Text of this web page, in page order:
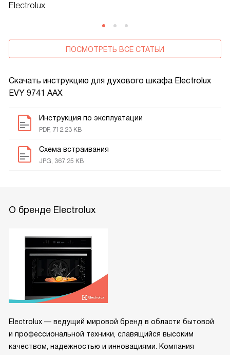
Скачать инструкцию для духового шкафа Electrolux
EVY 9741 AAX
Инструкция по эксплуатации
PDF, 712.23 KB
Схема встраивания
JPG, 367.25 KB
Electrolux
ПОСМОТРЕТЬ ВСЕ СТАТЬИ
О бренде Electrolux
Electrolux — ведущий мировой бренд в области бытовой
и профессиональной техники, славящийся высоким
качеством, надежностью и инновациями. Компания